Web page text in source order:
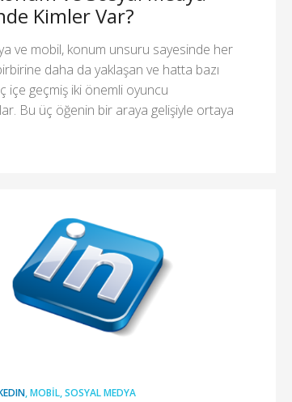
Kimler Var?
ve mobil, konum unsuru sayesinde her
daha da yaklaşan ve hatta bazı
içe geçmiş iki önemli oyuncu
Bu üç öğenin bir araya gelişiyle ortaya
,MOBIL,SOSYAL MEDYA